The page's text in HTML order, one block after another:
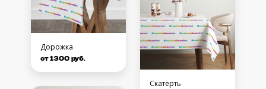
Дорожка
от 1300 руб.
Скатерть